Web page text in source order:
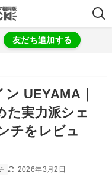
友だち追加する
UEYAMA｜
た実力派シェ
チをレビュ
2026年3月2日